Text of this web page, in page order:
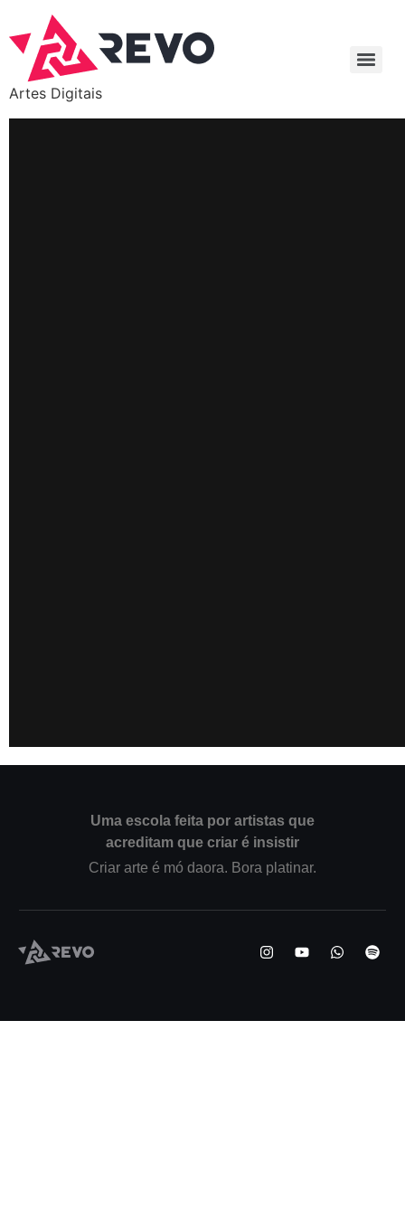
Artes Digitais
Uma escola feita por artistas que
acreditam que criar é insistir
Criar arte é mó daora. Bora platinar.